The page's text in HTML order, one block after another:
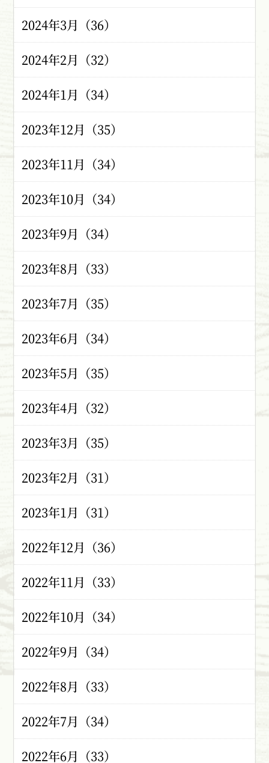
2024年3月（36）
2024年2月（32）
2024年1月（34）
2023年12月（35）
2023年11月（34）
2023年10月（34）
2023年9月（34）
2023年8月（33）
2023年7月（35）
2023年6月（34）
2023年5月（35）
2023年4月（32）
2023年3月（35）
2023年2月（31）
2023年1月（31）
2022年12月（36）
2022年11月（33）
2022年10月（34）
2022年9月（34）
2022年8月（33）
2022年7月（34）
2022年6月（33）